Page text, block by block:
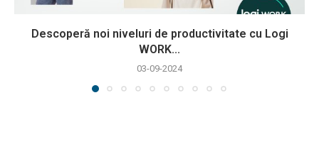
Descoperă noi niveluri de productivitate cu Logi
WORK...
03-09-2024